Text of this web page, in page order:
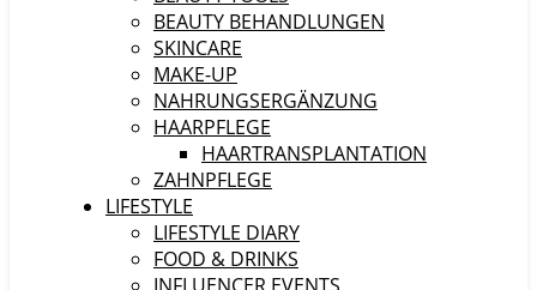
BEAUTY BEHANDLUNGEN
SKINCARE
MAKE-UP
NAHRUNGSERGÄNZUNG
HAARPFLEGE
HAARTRANSPLANTATION
ZAHNPFLEGE
LIFESTYLE
LIFESTYLE DIARY
FOOD & DRINKS